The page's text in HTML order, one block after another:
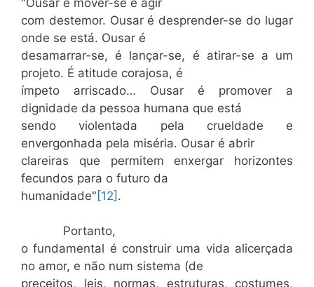
com destemor. Ousar é desprender-se do lugar
onde se está. Ousar é
desamarrar-se, é lançar-se, é atirar-se a um
projeto. É atitude corajosa, é
ímpeto arriscado… Ousar é promover a
dignidade da pessoa humana que está
sendo violentada pela crueldade e
envergonhada pela miséria. Ousar é abrir
clareiras que permitem enxergar horizontes
fecundos para o futuro da
humanidade" [12] .
Portanto,
o fundamental é construir uma vida alicerçada
no amor, e não num sistema (de
preceitos, leis, normas, estruturas, costumes,